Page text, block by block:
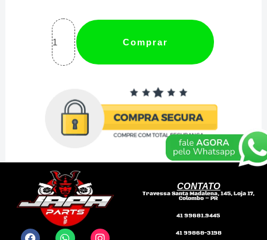
tipo
T
para
mangotes
de
2-
1/2"
Comprar
a
c
W
h
a
n
s
CONTATO
Travessa Santa Madalena, 145, Loja 17,
Colombo – PR
41 99681.9445
41 99868-3198